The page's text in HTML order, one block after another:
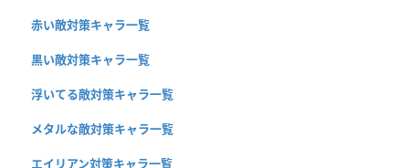
赤い敵対策キャラ一覧
黒い敵対策キャラ一覧
浮いてる敵対策キャラ一覧
メタルな敵対策キャラ一覧
エイリアン対策キャラ一覧